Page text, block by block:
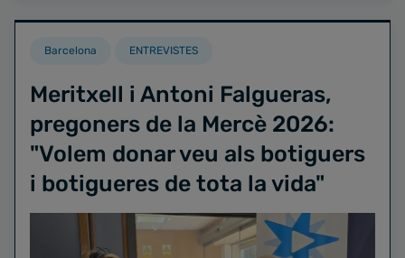
Barcelona ENTREVISTES
Meritxell i Antoni Falgueras,
pregoners de la Mercè 2026:
"Volem donar veu als botiguers
i botigueres de tota la vida"